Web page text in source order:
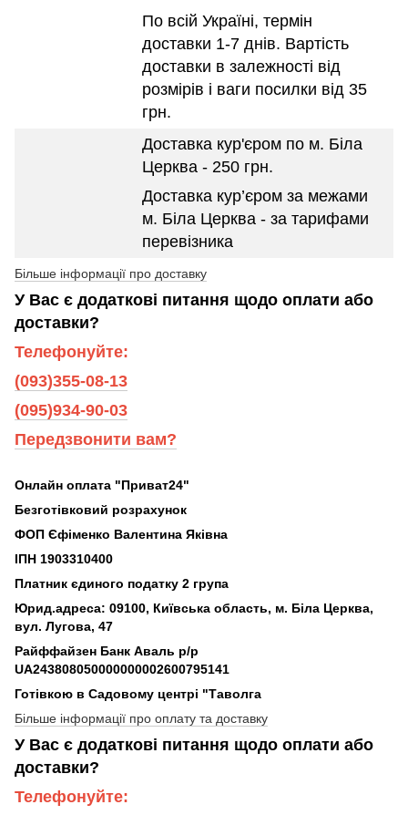
По всій Україні, термін
доставки 1-7 днів. Вартість
доставки в залежності від
розмірів і ваги посилки від 35
грн.
Доставка кур'єром по м. Біла
Церква - 250 грн.
Доставка кур’єром за межами
м. Біла Церква - за тарифами
перевізника
Більше інформації про доставку
У Вас є додаткові питання щодо оплати або
доставки?
Телефонуйте:
(093)355-08-13
(095)934-90-03
Передзвонити вам?
Онлайн оплата "Приват24"
Безготівковий розрахунок
ФОП Єфіменко Валентина Яківна
ІПН 1903310400
Платник єдиного податку 2 група
Юрид.адреса: 09100, Київська область, м. Біла Церква,
вул. Лугова, 47
Райффайзен Банк Аваль р/р
UA243808050000000002600795141
Готівкою в Садовому центрі "Таволга
Більше інформації про оплату та доставку
У Вас є додаткові питання щодо оплати або
доставки?
Телефонуйте: